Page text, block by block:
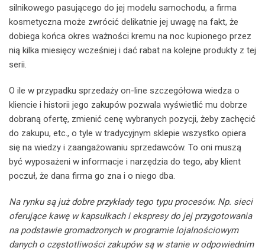
silnikowego pasującego do jej modelu samochodu, a firma
kosmetyczna może zwrócić delikatnie jej uwagę na fakt, że
dobiega końca okres ważności kremu na noc kupionego przez
nią kilka miesięcy wcześniej i dać rabat na kolejne produkty z tej
serii.
O ile w przypadku sprzedaży on-line szczegółowa wiedza o
kliencie i historii jego zakupów pozwala wyświetlić mu dobrze
dobraną ofertę, zmienić cenę wybranych pozycji, żeby zachęcić
do zakupu, etc., o tyle w tradycyjnym sklepie wszystko opiera
się na wiedzy i zaangażowaniu sprzedawców. To oni muszą
być wyposażeni w informacje i narzędzia do tego, aby klient
poczuł, że dana firma go zna i o niego dba.
Na rynku są już dobre przykłady tego typu procesów. Np. sieci
oferujące kawę w kapsułkach i ekspresy do jej przygotowania
na podstawie gromadzonych w programie lojalnościowym
danych o częstotliwości zakupów są w stanie w odpowiednim